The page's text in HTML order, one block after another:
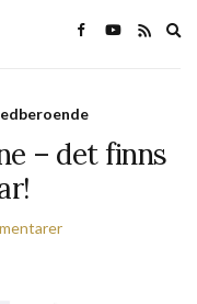
– det finns